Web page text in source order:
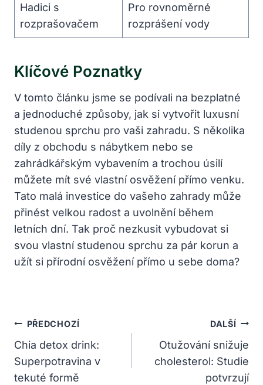
Hadici s
rozprašovačem
Pro rovnoměrné
rozprášení vody
Klíčové Poznatky
V tomto článku jsme se podívali na bezplatné
a jednoduché způsoby, jak si vytvořit luxusní
studenou sprchu pro vaši zahradu. S několika
díly z obchodu s nábytkem nebo se
zahrádkářským vybavením a trochou úsilí
můžete mít své vlastní osvěžení přímo venku.
Tato malá investice do vašeho zahrady může
přinést velkou radost a uvolnění během
letních dní. Tak proč nezkusit vybudovat si
svou vlastní studenou sprchu za pár korun a
užít si přírodní osvěžení přímo u sebe doma?
Navigace
Pro
Příspěvek
PŘEDCHOZÍ
Chia detox drink:
Superpotravina v
tekuté formě
DALŠÍ
Otužování snižuje
cholesterol: Studie
potvrzují